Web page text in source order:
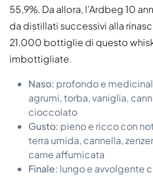
55,9%. Da allora, l’Ardbeg 10
da distillati successivi alla
21.000 bottiglie di questo
imbottigliate.
Naso: profondo e
agrumi, torba, vaniglia,
cioccolato
Gusto: pieno e ricco con
terra umida, cannella,
carne affumicata
Finale: lungo e avvolgente